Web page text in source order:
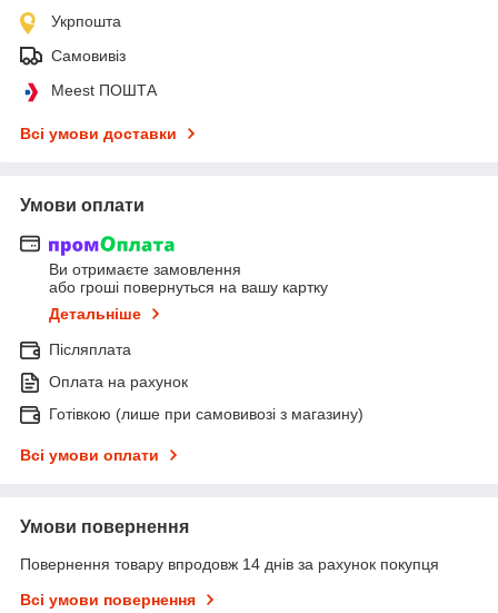
Укрпошта
Самовивіз
Meest ПОШТА
Всі умови доставки
Умови оплати
Ви отримаєте замовлення
або гроші повернуться на вашу картку
Детальніше
Післяплата
Оплата на рахунок
Готівкою (лише при самовивозі з магазину)
Всі умови оплати
Умови повернення
Повернення товару впродовж 14 днів за рахунок покупця
Всі умови повернення